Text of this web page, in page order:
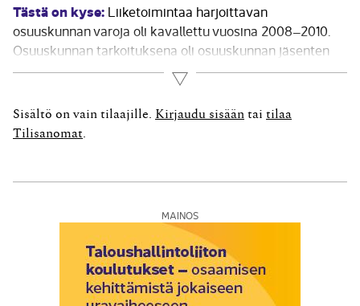
Tästä on kyse: Liiketoimintaa harjoittavan
osuuskunnan varoja oli kavallettu vuosina 2008–2010.
Osuuskunnan tarkoituksena oli osuuskunnan jäsenten
elinkeinon tukeminen ja kuljetustilaisuuksien
järjestäminen, ja sen toiminnan luonteesta johtuen
kirjanpitoaineisto sisälsi suuren määrän pienehköjä
lasku- ja maksutositteita. Osuuskuntaan työsuhteessa
Lue lisää
Sisältö on vain tilaajille. Kirjaudu sisään tai tilaa
Tilisanomat
MAINOS